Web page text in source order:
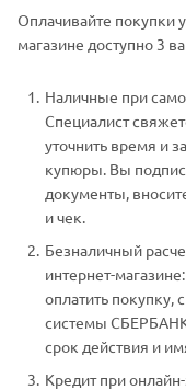
Оплачивайте покупки
магазине доступно 3
Наличные при
Специалист
уточнить время и
купюры. Вы
документы,
и чек.
Безналичный
интернет-
оплатить покупку,
системы
срок действия и
Кредит при